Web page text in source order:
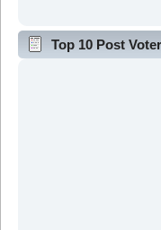
Top 10 Post